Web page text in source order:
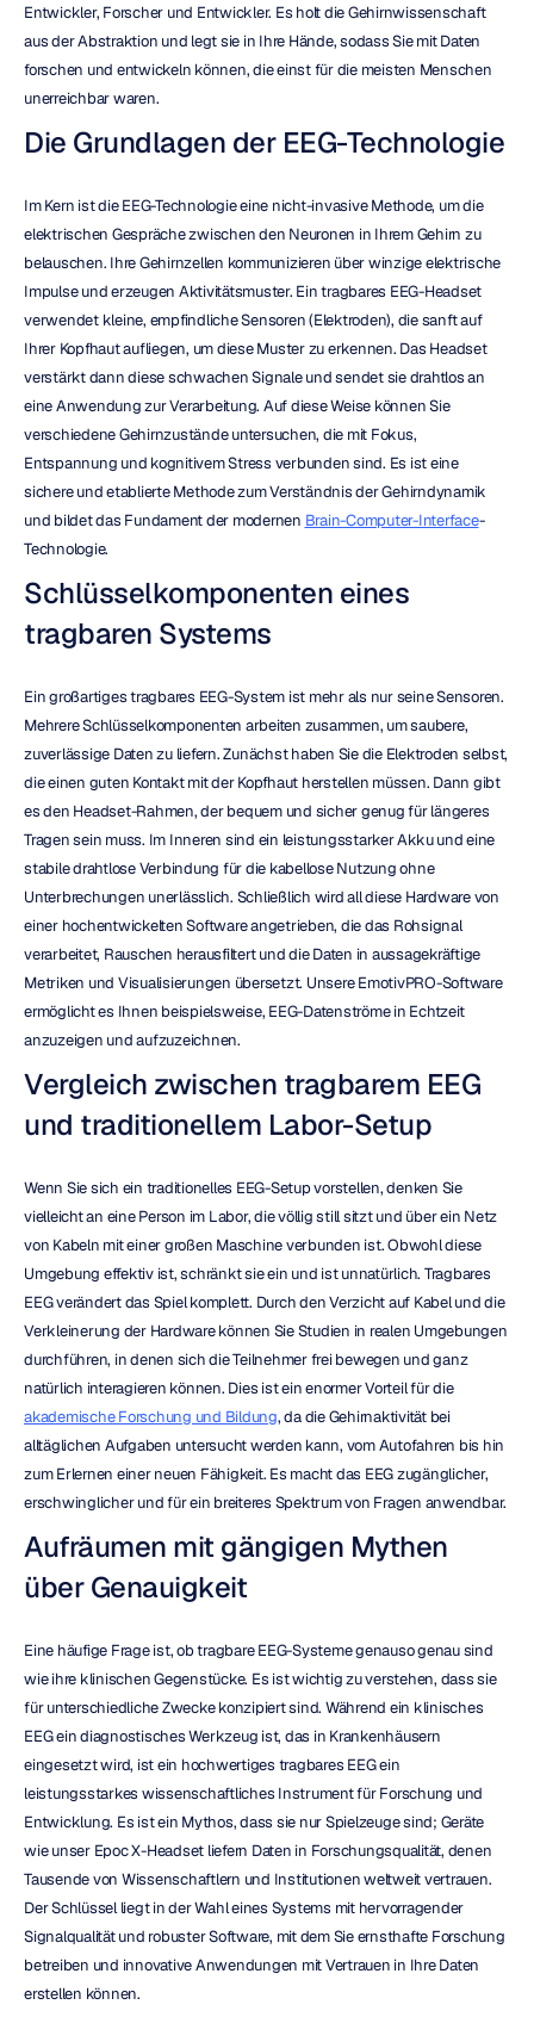
Entwickler, Forscher und Entwickler. Es holt die Gehirnwissenschaft
aus der Abstraktion und legt sie in Ihre Hände, sodass Sie mit Daten
forschen und entwickeln können, die einst für die meisten Menschen
unerreichbar waren.
Die Grundlagen der EEG-Technologie
Im Kern ist die EEG-Technologie eine nicht-invasive Methode, um die
elektrischen Gespräche zwischen den Neuronen in Ihrem Gehirn zu
belauschen. Ihre Gehirnzellen kommunizieren über winzige elektrische
Impulse und erzeugen Aktivitätsmuster. Ein tragbares EEG-Headset
verwendet kleine, empfindliche Sensoren (Elektroden), die sanft auf
Ihrer Kopfhaut aufliegen, um diese Muster zu erkennen. Das Headset
verstärkt dann diese schwachen Signale und sendet sie drahtlos an
eine Anwendung zur Verarbeitung. Auf diese Weise können Sie
verschiedene Gehirnzustände untersuchen, die mit Fokus,
Entspannung und kognitivem Stress verbunden sind. Es ist eine
sichere und etablierte Methode zum Verständnis der Gehirndynamik
und bildet das Fundament der modernen Brain-Computer-Interface-
Technologie.
Schlüsselkomponenten eines
tragbaren Systems
Ein großartiges tragbares EEG-System ist mehr als nur seine Sensoren.
Mehrere Schlüsselkomponenten arbeiten zusammen, um saubere,
zuverlässige Daten zu liefern. Zunächst haben Sie die Elektroden selbst,
die einen guten Kontakt mit der Kopfhaut herstellen müssen. Dann gibt
es den Headset-Rahmen, der bequem und sicher genug für längeres
Tragen sein muss. Im Inneren sind ein leistungsstarker Akku und eine
stabile drahtlose Verbindung für die kabellose Nutzung ohne
Unterbrechungen unerlässlich. Schließlich wird all diese Hardware von
einer hochentwickelten Software angetrieben, die das Rohsignal
verarbeitet, Rauschen herausfiltert und die Daten in aussagekräftige
Metriken und Visualisierungen übersetzt. Unsere EmotivPRO-Software
ermöglicht es Ihnen beispielsweise, EEG-Datenströme in Echtzeit
anzuzeigen und aufzuzeichnen.
Vergleich zwischen tragbarem EEG
und traditionellem Labor-Setup
Wenn Sie sich ein traditionelles EEG-Setup vorstellen, denken Sie
vielleicht an eine Person im Labor, die völlig still sitzt und über ein Netz
von Kabeln mit einer großen Maschine verbunden ist. Obwohl diese
Umgebung effektiv ist, schränkt sie ein und ist unnatürlich. Tragbares
EEG verändert das Spiel komplett. Durch den Verzicht auf Kabel und die
Verkleinerung der Hardware können Sie Studien in realen Umgebungen
durchführen, in denen sich die Teilnehmer frei bewegen und ganz
natürlich interagieren können. Dies ist ein enormer Vorteil für die
akademische Forschung und Bildung, da die Gehirnaktivität bei
alltäglichen Aufgaben untersucht werden kann, vom Autofahren bis hin
zum Erlernen einer neuen Fähigkeit. Es macht das EEG zugänglicher,
erschwinglicher und für ein breiteres Spektrum von Fragen anwendbar.
Aufräumen mit gängigen Mythen
über Genauigkeit
Eine häufige Frage ist, ob tragbare EEG-Systeme genauso genau sind
wie ihre klinischen Gegenstücke. Es ist wichtig zu verstehen, dass sie
für unterschiedliche Zwecke konzipiert sind. Während ein klinisches
EEG ein diagnostisches Werkzeug ist, das in Krankenhäusern
eingesetzt wird, ist ein hochwertiges tragbares EEG ein
leistungsstarkes wissenschaftliches Instrument für Forschung und
Entwicklung. Es ist ein Mythos, dass sie nur Spielzeuge sind; Geräte
wie unser Epoc X-Headset liefern Daten in Forschungsqualität, denen
Tausende von Wissenschaftlern und Institutionen weltweit vertrauen.
Der Schlüssel liegt in der Wahl eines Systems mit hervorragender
Signalqualität und robuster Software, mit dem Sie ernsthafte Forschung
betreiben und innovative Anwendungen mit Vertrauen in Ihre Daten
erstellen können.